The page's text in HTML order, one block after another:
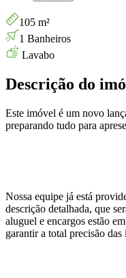
105 m²
1 Banheiros
Lavabo
Descrição do
Este imóvel é um novo
preparando tudo para
Nossa equipe já está
descrição detalhada, que
aluguel e encargos estão
garantir a total precisão das